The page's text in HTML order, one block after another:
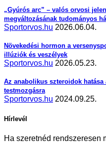
„Gyúrós arc” – valós orvosi
megváltozásának tudományos
Sportorvos.hu 2026.06.04.
Növekedési hormon a
illúziók és veszélyek
Sportorvos.hu 2026.05.23.
Az anabolikus szteroidok
testmozgásra
Sportorvos.hu 2024.09.25.
Hírlevél
Ha szeretnéd rendszeresen